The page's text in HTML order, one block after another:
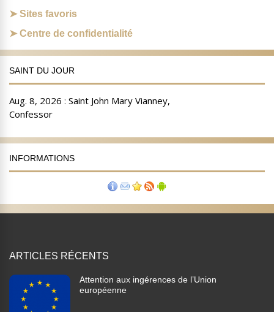
Sites favoris
Centre de confidentialité
SAINT DU JOUR
INFORMATIONS
ARTICLES RÉCENTS
Attention aux ingérences de l’Union
européenne